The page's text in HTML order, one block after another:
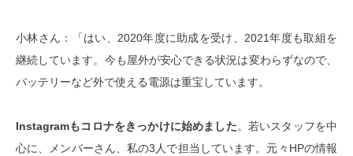
小林さん：「はい、2020年度に助成を受け、2021年度も取組を
継続しています。今も屋外が安心できる状況は変わらずなので、
バッテリーなど外で使える電源は重宝しています。
Instagramもコロナをきっかけに始めました。若いスタッフを中
心に、メンバーさん、私の3人で担当しています。元々HPの情報